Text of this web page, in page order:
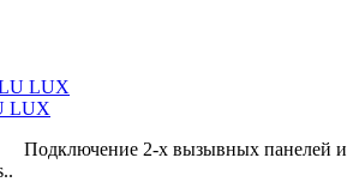
LUX
2-х вызывных панелей и